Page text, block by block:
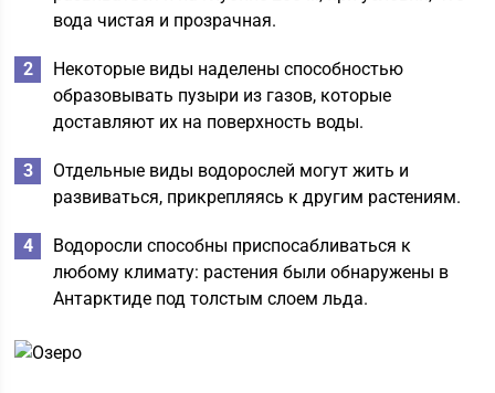
вода чистая и прозрачная.
Некоторые виды наделены способностью
образовывать пузыри из газов, которые
доставляют их на поверхность воды.
Отдельные виды водорослей могут жить и
развиваться, прикрепляясь к другим растениям.
Водоросли способны приспосабливаться к
любому климату: растения были обнаружены в
Антарктиде под толстым слоем льда.